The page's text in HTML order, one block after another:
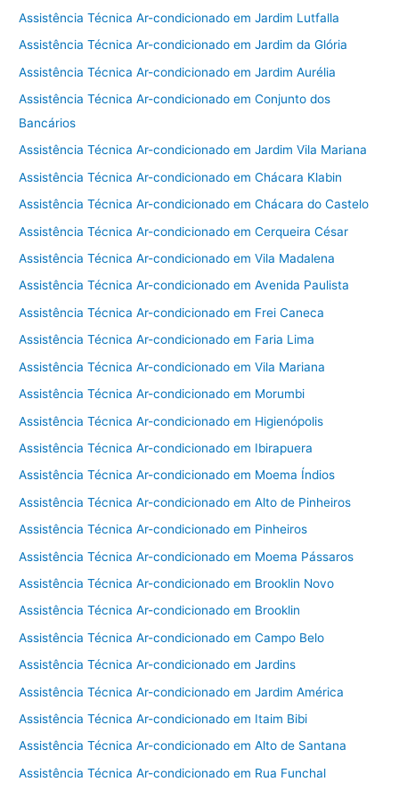
Assistência Técnica Ar-condicionado em Jardim Lutfalla
Assistência Técnica Ar-condicionado em Jardim da Glória
Assistência Técnica Ar-condicionado em Jardim Aurélia
Assistência Técnica Ar-condicionado em Conjunto dos
Bancários
Assistência Técnica Ar-condicionado em Jardim Vila Mariana
Assistência Técnica Ar-condicionado em Chácara Klabin
Assistência Técnica Ar-condicionado em Chácara do Castelo
Assistência Técnica Ar-condicionado em Cerqueira César
Assistência Técnica Ar-condicionado em Vila Madalena
Assistência Técnica Ar-condicionado em Avenida Paulista
Assistência Técnica Ar-condicionado em Frei Caneca
Assistência Técnica Ar-condicionado em Faria Lima
Assistência Técnica Ar-condicionado em Vila Mariana
Assistência Técnica Ar-condicionado em Morumbi
Assistência Técnica Ar-condicionado em Higienópolis
Assistência Técnica Ar-condicionado em Ibirapuera
Assistência Técnica Ar-condicionado em Moema Índios
Assistência Técnica Ar-condicionado em Alto de Pinheiros
Assistência Técnica Ar-condicionado em Pinheiros
Assistência Técnica Ar-condicionado em Moema Pássaros
Assistência Técnica Ar-condicionado em Brooklin Novo
Assistência Técnica Ar-condicionado em Brooklin
Assistência Técnica Ar-condicionado em Campo Belo
Assistência Técnica Ar-condicionado em Jardins
Assistência Técnica Ar-condicionado em Jardim América
Assistência Técnica Ar-condicionado em Itaim Bibi
Assistência Técnica Ar-condicionado em Alto de Santana
Assistência Técnica Ar-condicionado em Rua Funchal